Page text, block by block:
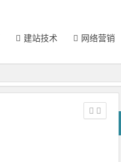
建站技术 网络营销